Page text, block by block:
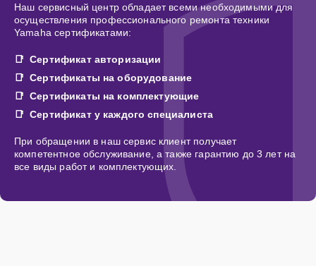
Наш сервисный центр обладает всеми необходимыми для
осуществления профессионального ремонта техники
Yamaha сертификатами:
Сертификат авторизации
Сертификаты на оборудование
Сертификаты на комплектующие
Сертификат у каждого специалиста
При обращении в наш сервис клиент получает
компетентное обслуживание, а также гарантию до 3 лет на
все виды работ и комплектующих.